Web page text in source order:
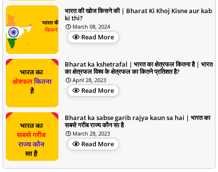
भारत की खोज किसने की | Bharat Ki Khoj Kisne aur kab
ki thi?
March 08, 2024
Read More
Bharat ka kshetrafal | भारत का क्षेत्रफल कितना है | भारत
का क्षेत्रफल विश्व के क्षेत्रफल का कितने प्रतिशत है?
April 28, 2023
Read More
Bharat ka sabse garib rajya kaun sa hai | भारत का
सबसे गरीब राज्य कौन सा है
March 28, 2023
Read More